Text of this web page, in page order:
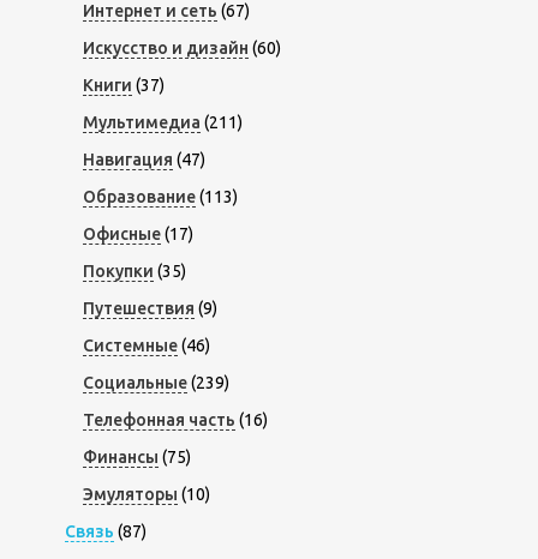
Интернет и сеть (67)
Искусство и дизайн (60)
Книги (37)
Мультимедиа (211)
Навигация (47)
Образование(113)
Офисные(17)
Покупки (35)
Путешествия (9)
Системные(46)
Социальные(239)
Телефонная часть (16)
Финансы (75)
Эмуляторы (10)
Связь (87)